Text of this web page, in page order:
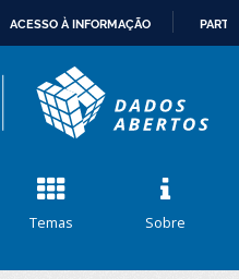
CONTEÚDO
ACESSO À INFORMAÇÃO
Temas Sobre